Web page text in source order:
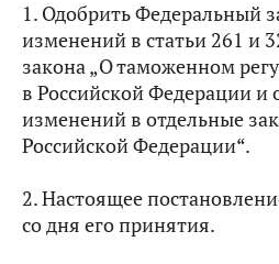
1. Одобрить Федеральный
изменений в статьи 261 и
закона „О таможенном
в Российской Федерации и
изменений в отдельные
Российской Федерации“.
2. Настоящее
со дня его принятия.